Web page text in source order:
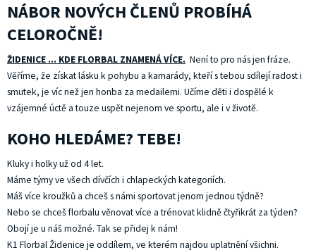
NÁBOR NOVÝCH ČLENŮ PROBÍHÁ
CELOROČNĚ!
ŽIDENICE ... KDE FLORBAL ZNAMENÁ VÍCE. Není to pro nás jen fráze.
Věříme, že získat lásku k pohybu a kamarády, kteří s tebou sdílejí radost i
smutek, je víc než jen honba za medailemi. Učíme děti i dospělé k
vzájemné úctě a touze uspět nejenom ve sportu, ale i v životě.
KOHO HLEDÁME? TEBE!
Kluky i holky už od 4 let.
Máme týmy ve všech dívčích i chlapeckých kategoriích.
Máš více kroužků a chceš s námi sportovat jenom jednou týdně?
Nebo se chceš florbalu věnovat více a trénovat klidně čtyřikrát za týden?
Obojí je u náš možné. Tak se přidej k nám!
K1 Florbal Židenice je oddílem, ve kterém najdou uplatnění všichni.